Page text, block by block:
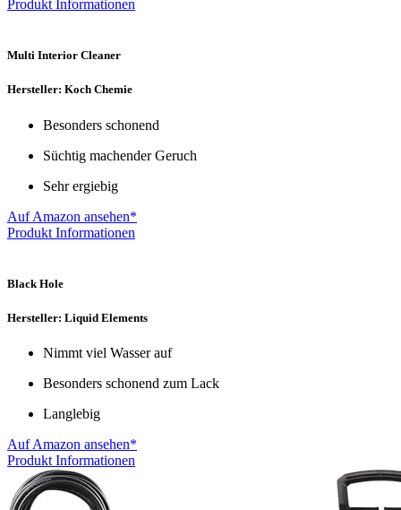
Produkt Informationen
Multi Interior Cleaner
Hersteller: Koch Chemie
Besonders schonend
Süchtig machender Geruch
Sehr ergiebig
Auf Amazon ansehen*
Produkt Informationen
Black Hole
Hersteller: Liquid Elements
Nimmt viel Wasser auf
Besonders schonend zum Lack
Langlebig
Auf Amazon ansehen*
Produkt Informationen